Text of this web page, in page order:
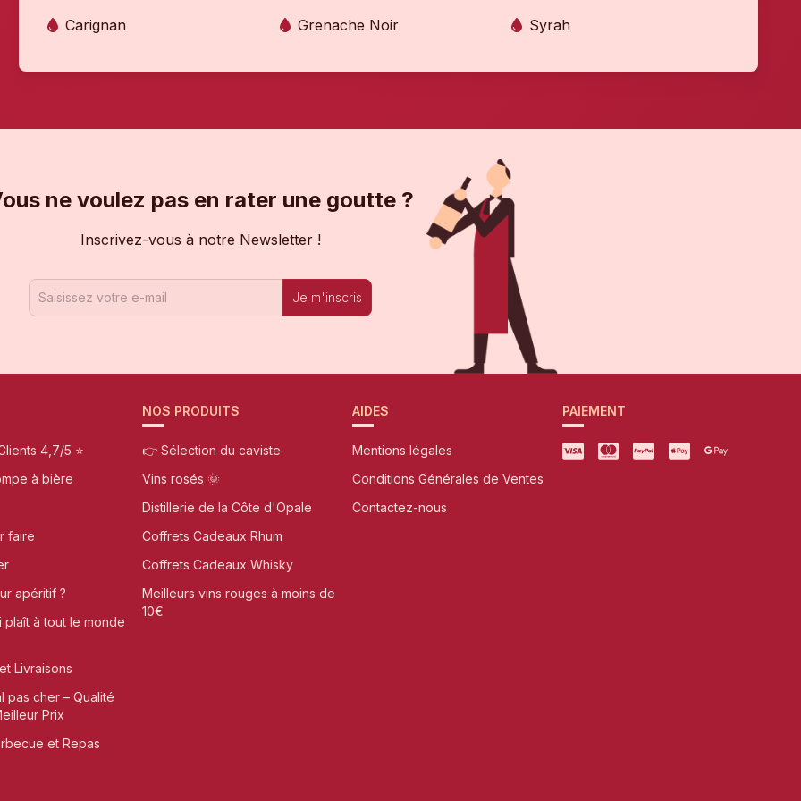
Carignan Grenache Noir Syrah
ne voulez pas en rater une goutte ?
Inscrivez-vous à notre Newsletter !
Je m'inscris
4,7/5 ⭐
à bière
faire
apéritif ?
plaît à tout le monde
Livraisons
pas cher – Qualité
Prix
et Repas
NOS PRODUITS
👉 Sélection du caviste
Vins rosés 🌞
Distillerie de la Côte d'Opale
Coffrets Cadeaux Rhum
Coffrets Cadeaux Whisky
Meilleurs vins rouges à moins de
10€
AIDES
Mentions légales
Conditions Générales de Ventes
Contactez-nous
PAIEMENT